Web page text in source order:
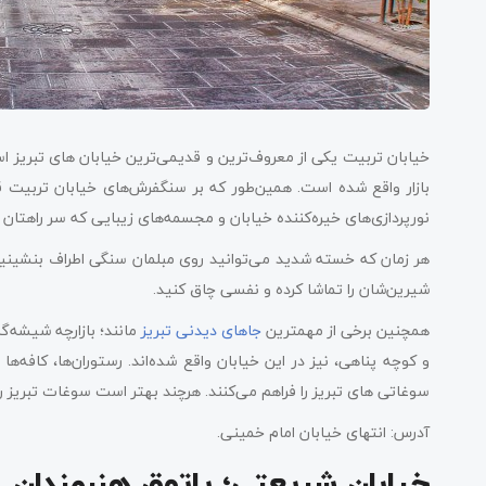
بازار واقع شده است. همین‌طور که بر سنگفرش‌های خیابان تربیت
نورپردازی‌های خیره‌کننده خیابان و مجسمه‌های زیبایی که سر
هر زمان که خسته شدید می‌توانید روی مبلمان سنگی اطراف
شیرین‌شان را تماشا کرده و نفسی چاق کنید.
همچنین برخی از مهمترین جاهای دیدنی تبریزمانند؛ بازارچه
و کوچه پناهی، نیز در این خیابان واقع شده‌اند. رستوران‌ها،
سوغاتی های تبریز را فراهم می‌کنند. هرچند بهتر است سوغات تبریز
آدرس: انتهای خیابان امام خمینی.